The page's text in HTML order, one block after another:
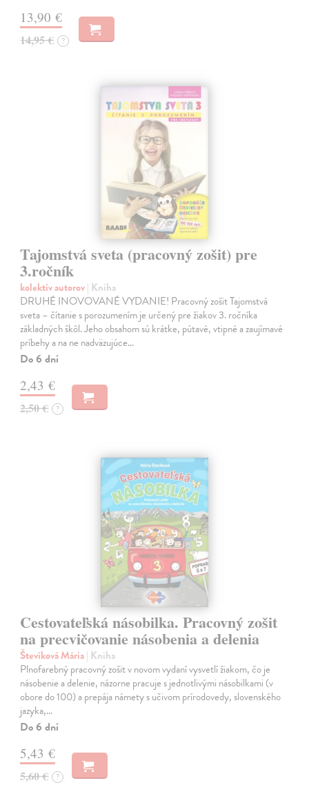
13,90 €
14,95 € ?
Tajomstvá sveta (pracovný zošit) pre
3.ročník
kolektív autorov| Kniha
DRUHÉ INOVOVANÉ VYDANIE! Pracovný zošit Tajomstvá
sveta – čítanie s porozumením je určený pre žiakov 3. ročníka
základných škôl. Jeho obsahom sú krátke, pútavé, vtipné a zaujímavé
príbehy a na ne nadväzujúce…
Do 6 dní
2,43 €
2,50 € ?
Cestovateľská násobilka. Pracovný zošit
na precvičovanie násobenia a delenia
Števíková Mária| Kniha
Plnofarebný pracovný zošit v novom vydaní vysvetlí žiakom, čo je
násobenie a delenie, názorne pracuje s jednotlivými násobilkami (v
obore do 100) a prepája námety s učivom prírodovedy, slovenského
jazyka,…
Do 6 dní
5,43 €
5,60 € ?